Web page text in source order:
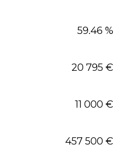
59.46 %
20 795 €
11 000 €
457 500 €